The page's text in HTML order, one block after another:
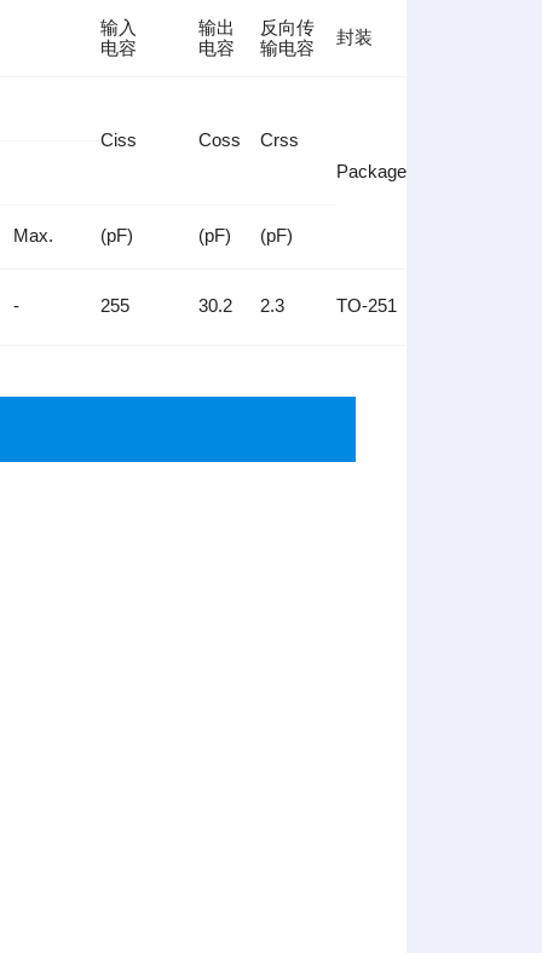
输入
电容
输出
电容
反向传
输电容
封装
Ciss Coss
Crss
Package
Max. (pF) (pF) (pF)
- 255 30.2 2.3 TO-251